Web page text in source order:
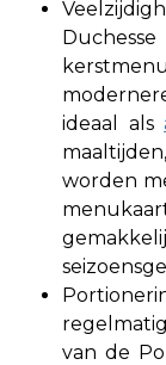
ideaal als
worden
van de